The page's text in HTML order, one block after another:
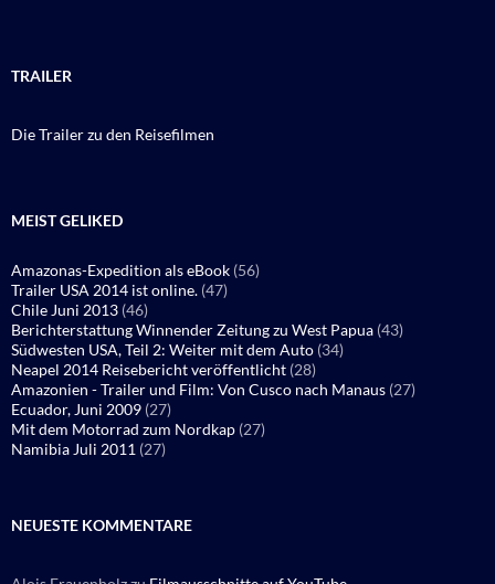
TRAILER
Die Trailer zu den Reisefilmen
MEIST GELIKED
Amazonas-Expedition als eBook (56)
Trailer USA 2014 ist online. (47)
Chile Juni 2013 (46)
Berichterstattung Winnender Zeitung zu West Papua (43)
Südwesten USA, Teil 2: Weiter mit dem Auto (34)
Neapel 2014 Reisebericht veröffentlicht (28)
Amazonien - Trailer und Film: Von Cusco nach Manaus (27)
Ecuador, Juni 2009 (27)
Mit dem Motorrad zum Nordkap (27)
Namibia Juli 2011 (27)
NEUESTE KOMMENTARE